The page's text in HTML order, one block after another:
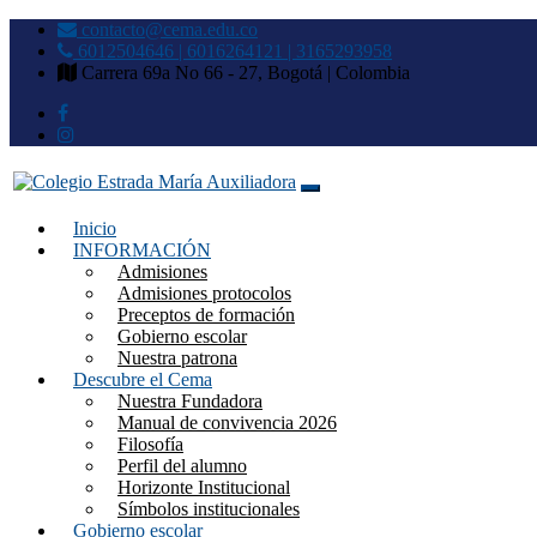
contacto@cema.edu.co
6012504646 | 6016264121 | 3165293958
Carrera 69a No 66 - 27, Bogotá | Colombia
Colegio Estrada María
Inicio
INFORMACIÓN
Admisiones
Admisiones protocolos
Preceptos de formación
Gobierno escolar
Nuestra patrona
Descubre el Cema
Nuestra Fundadora
Manual de convivencia 2026
Filosofía
Perfil del alumno
Horizonte Institucional
Símbolos institucionales
Gobierno escolar